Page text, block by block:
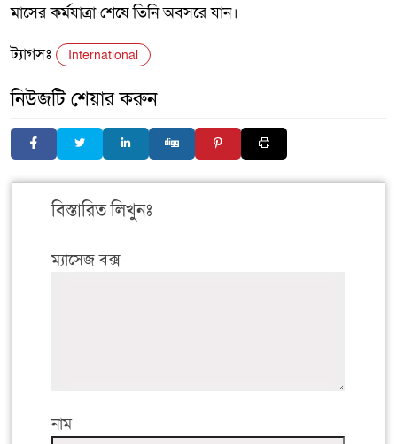
মাসের কর্মযাত্রা শেষে তিনি অবসরে যান।
ট্যাগসঃ International
নিউজটি শেয়ার করুন
বিস্তারিত লিখুনঃ
ম্যাসেজ বক্স
নাম